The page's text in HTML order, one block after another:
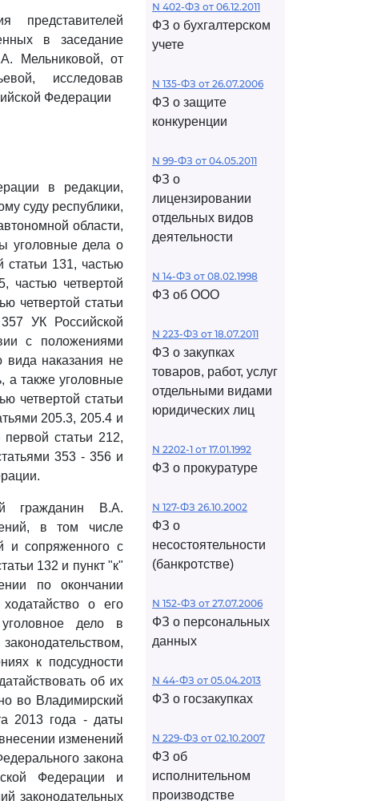
представителей
в заседание
Мельниковой, от
исследовав
Федерации
в редакции,
суду республики,
области,
уголовные дела о
статьи 131, частью
частью четвертой
четвертой статьи
УК Российской
с положениями
вида наказания не
а также уголовные
четвертой статьи
205.3, 205.4 и
статьи 212,
353 - 356 и
гражданин В.А.
в том числе
и сопряженного с
132 и пункт "к"
по окончании
о его
дело в
к подсудности
об их
во Владимирский
2013 года - даты
изменений
закона
Федерации и
законодательных
N 402-ФЗ от 06.12.2011
ФЗ о бухгалтерском
учете
N 135-ФЗ от 26.07.2006
ФЗ о защите
конкуренции
N 99-ФЗ от 04.05.2011
ФЗ о
лицензировании
отдельных видов
деятельности
N 14-ФЗ от 08.02.1998
ФЗ об ООО
N 223-ФЗ от 18.07.2011
ФЗ о закупках
товаров, работ, услуг
отдельными видами
юридических лиц
N 2202-1 от 17.01.1992
ФЗ о прокуратуре
N 127-ФЗ 26.10.2002
ФЗ о
несостоятельности
(банкротстве)
N 152-ФЗ от 27.07.2006
ФЗ о персональных
данных
N 44-ФЗ от 05.04.2013
ФЗ о госзакупках
N 229-ФЗ от 02.10.2007
ФЗ об
исполнительном
производстве